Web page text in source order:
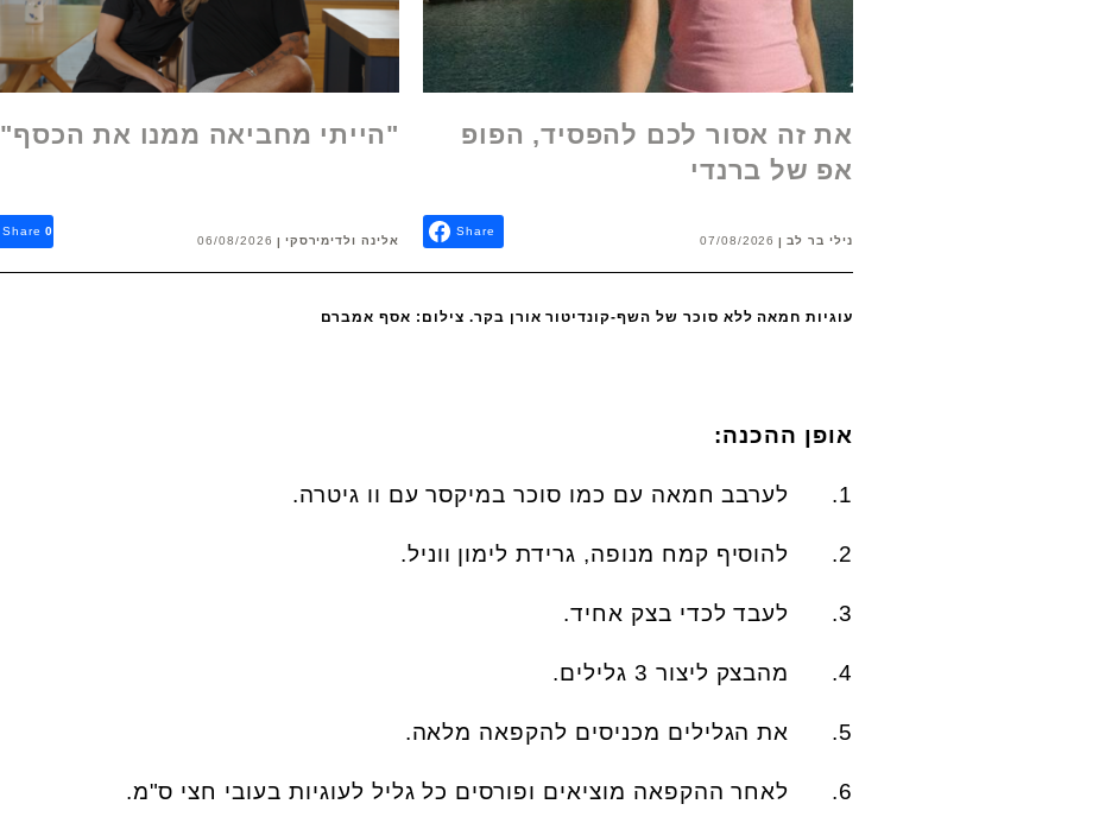
את זה אסור לכם להפסיד, הפופ
אפ של ברנדי
נילי בר לב 07/08/2026
Share
"הייתי מחביאה ממנו את הכסף"
אלינה ולדימירסקי 06/08/2026
Share 0
עוגיות חמאה ללא סוכר של השף-קונדיטור אורן בקר. צילום: אסף אמברם
אופן ההכנה:
1. לערבב חמאה עם כמו סוכר במיקסר עם וו גיטרה .
2. להוסיף קמח מנופה, גרידת לימון ווניל .
3. לעבד לכדי בצק אחיד .
4. מהבצק ליצור 3 גלילים .
5. את הגלילים מכניסים להקפאה מלאה.
6. לאחר ההקפאה מוציאים ופורסים כל גליל לעוגיות בעובי חצי ס"מ .